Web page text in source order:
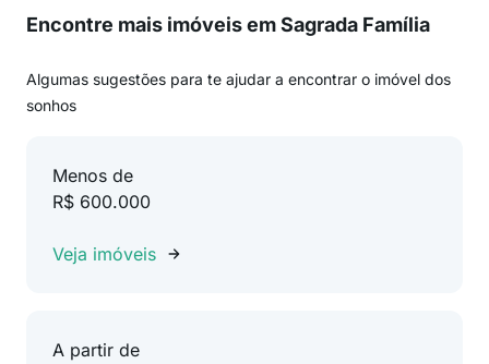
Encontre mais imóveis em Sagrada Família
Algumas sugestões para te ajudar a encontrar o imóvel dos
sonhos
Menos de
R$ 600.000
Veja imóveis
A partir de